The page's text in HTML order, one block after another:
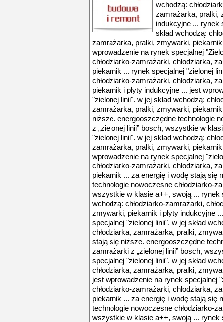
wchodzą:
zamrażarka, pralki,
indukcyjne ... rynek
skład wchodzą:
zamrażarka, pralki, zmywarki, piekarnik
wprowadzenie na rynek specjalnej
chłodziarko-zamrażarki, chłodziarka,
piekarnik ... rynek specjalnej "zielonej
chłodziarko-zamrażarki, chłodziarka,
piekarnik i płyty indukcyjne ... jest
"zielonej linii". w jej skład wchodzą:
zamrażarka, pralki, zmywarki,
niższe. energooszczędne technologie
z „zielonej linii” bosch, wszystkie w
"zielonej linii". w jej skład wchodzą:
zamrażarka, pralki, zmywarki, piekarnik
wprowadzenie na rynek specjalnej
chłodziarko-zamrażarki, chłodziarka,
piekarnik ... za energię i wodę stają się
technologie nowoczesne chłodziarko-
wszystkie w klasie a++, swoją ... rynek
wchodzą: chłodziarko-zamrażarki,
zmywarki, piekarnik i płyty indukcyjne
specjalnej "zielonej linii". w jej skład
chłodziarka, zamrażarka, pralki,
stają się niższe. energooszczędne
zamrażarki z „zielonej linii” bosch,
specjalnej "zielonej linii". w jej skład
chłodziarka, zamrażarka, pralki,
jest wprowadzenie na rynek specjalnej
chłodziarko-zamrażarki, chłodziarka,
piekarnik ... za energię i wodę stają się
technologie nowoczesne chłodziarko-
wszystkie w klasie a++, swoją ... rynek